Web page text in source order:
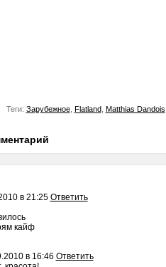
Теги: Зарубежное, Flatland, Matthias Dandois
в 21:25 Ответить
кайф
в 16:46 Ответить